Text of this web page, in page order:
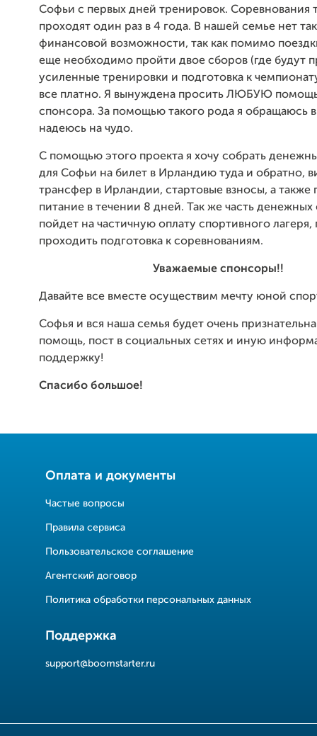
Софьи с первых дней тренировок. Соревнования
проходят один раз в 4 года. В нашей семье нет
финансовой возможности, так как помимо
еще необходимо пройти двое сборов (где будут
усиленные тренировки и подготовка к
все платно. Я вынуждена просить ЛЮБУЮ помощь
спонсора. За помощью такого рода я обращаюсь
надеюсь на чудо.
С помощью этого проекта я хочу собрать
для Софьи на билет в Ирландию туда и обратно,
трансфер в Ирландии, стартовые взносы, а также
питание в течении 8 дней. Так же часть денежных
пойдет на частичную оплату спортивного лагеря,
проходить подготовка к соревнованиям.
Уважаемые спонсоры!!
Давайте все вместе осуществим мечту юной
Софья и вся наша семья будет очень
помощь, пост в социальных сетях и иную
поддержку!
Спасибо большое!
Оплата и документы
Частые вопросы
Правила сервиса
Пользовательское соглашение
Агентский договор
Политика обработки персональных данных
Поддержка
support@boomstarter.ru